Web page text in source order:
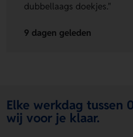
dubbellaags doekjes."
9 dagen geleden
Elke werkdag tussen
wij voor je klaar.